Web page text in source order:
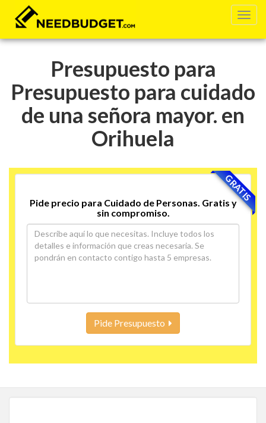
Presupuesto para
Presupuesto para cuidado
de una señora mayor. en
Orihuela
GRATIS
Pide precio para Cuidado de Personas. Gratis y
sin compromiso.
Pide Presupuesto